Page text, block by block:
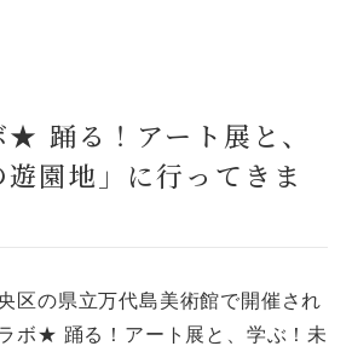
★ 踊る！アート展と、
園地」に行ってきま
区の県立万代島美術館で開催され
ボ★ 踊る！アート展と、学ぶ！未